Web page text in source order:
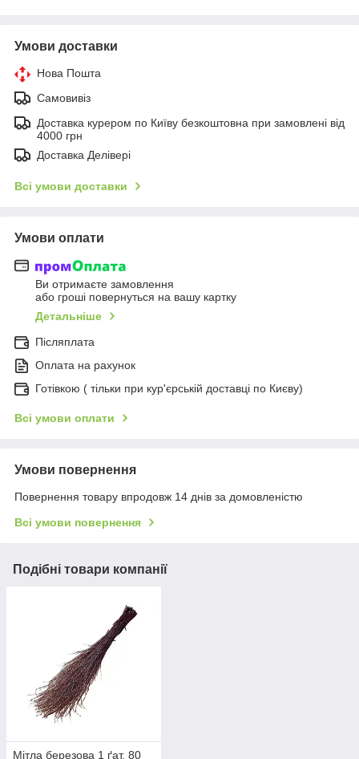
Умови доставки
Нова Пошта
Самовивіз
Доставка курером по Київу безкоштовна при замовлені від
4000 грн
Доставка Делівері
Всі умови доставки
Умови оплати
Ви отримаєте замовлення
або гроші повернуться на вашу картку
Детальніше
Післяплата
Оплата на рахунок
Готівкою ( тільки при кур'єрській доставці по Києву)
Всі умови оплати
Умови повернення
Повернення товару впродовж 14 днів за домовленістю
Всі умови повернення
Подібні товари компанії
Мітла березова 1 ґат. 80